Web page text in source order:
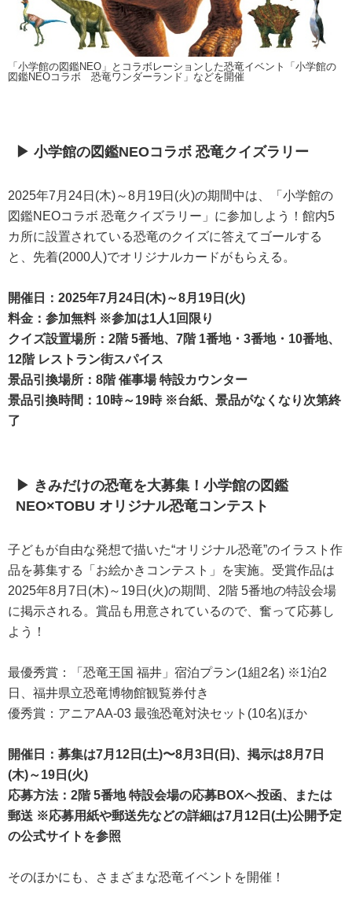
「小学館の図鑑NEO」とコラボレーションした恐竜イベント「小学館の
図鑑NEOコラボ 恐竜ワンダーランド」などを開催
▶ 小学館の図鑑NEOコラボ 恐竜クイズラリー
2025年7月24日(木)～8月19日(火)の期間中は、「小学館の
図鑑NEOコラボ 恐竜クイズラリー」に参加しよう！館内5
カ所に設置されている恐竜のクイズに答えてゴールする
と、先着(2000人)でオリジナルカードがもらえる。
開催日：2025年7月24日(木)～8月19日(火)
料金：参加無料 ※参加は1人1回限り
クイズ設置場所：2階 5番地、7階 1番地・3番地・10番地、
12階 レストラン街スパイス
景品引換場所：8階 催事場 特設カウンター
景品引換時間：10時～19時 ※台紙、景品がなくなり次第終
了
▶ きみだけの恐竜を大募集！小学館の図鑑
NEO×TOBU オリジナル恐竜コンテスト
子どもが自由な発想で描いた“オリジナル恐竜”のイラスト作
品を募集する「お絵かきコンテスト」を実施。受賞作品は
2025年8月7日(木)～19日(火)の期間、2階 5番地の特設会場
に掲示される。賞品も用意されているので、奮って応募し
よう！
最優秀賞：「恐竜王国 福井」宿泊プラン(1組2名) ※1泊2
日、福井県立恐竜博物館観覧券付き
優秀賞：アニアAA-03 最強恐竜対決セット(10名)ほか
開催日：募集は7月12日(土)〜8月3日(日)、掲示は8月7日
(木)～19日(火)
応募方法：2階 5番地 特設会場の応募BOXへ投函、または
郵送 ※応募用紙や郵送先などの詳細は7月12日(土)公開予定
の公式サイトを参照
そのほかにも、さまざまな恐竜イベントを開催！